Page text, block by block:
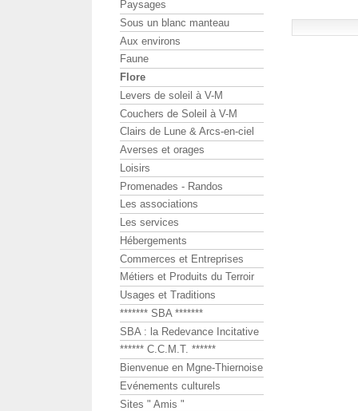
Paysages
Sous un blanc manteau
Aux environs
Faune
Flore
Levers de soleil à V-M
Couchers de Soleil à V-M
Clairs de Lune & Arcs-en-ciel
Averses et orages
Loisirs
Promenades - Randos
Les associations
Les services
Hébergements
Commerces et Entreprises
Métiers et Produits du Terroir
Usages et Traditions
******* SBA *******
SBA : la Redevance Incitative
****** C.C.M.T. ******
Bienvenue en Mgne-Thiernoise
Evénements culturels
Sites " Amis "